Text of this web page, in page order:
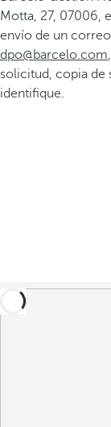
Motta, 27, 07006,
envío de un
dpo@barcelo.com
solicitud, copia de
identifique.